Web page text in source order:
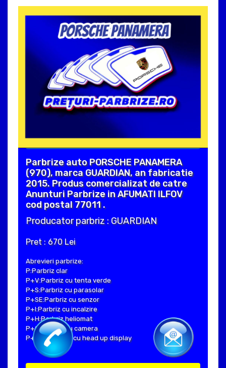
Parbrize auto PORSCHE PANAMERA
(970), marca GUARDIAN, an fabricatie
2015. Produs comercializat de catre
Anunturi Parbrize in AFUMATI ILFOV
cod postal 77011 .
Producator parbriz : GUARDIAN
Pret : 670 Lei
Abrevieri parbrize:
P:Parbriz clar
P+V:Parbriz cu tenta verde
P+S:Parbriz cu parasolar
P+SE:Parbriz cu senzor
P+I:Parbriz cu incalzire
P+H:Parbriz heliomat
P+C:Parbriz cu camera
P+Hud:Parbriz cu head up display